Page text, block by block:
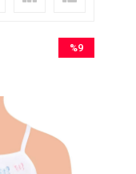
%9